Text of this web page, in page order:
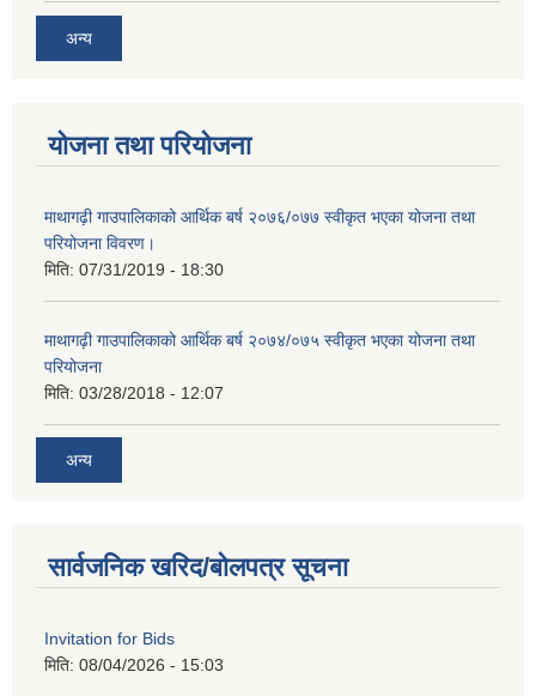
अन्य
योजना तथा परियोजना
माथागढ़ी गाउपालिकाको आर्थिक बर्ष २०७६/०७७ स्वीकृत भएका योजना तथा
परियोजना विवरण।
मिति: 07/31/2019 - 18:30
माथागढ़ी गाउपालिकाको आर्थिक बर्ष २०७४/०७५ स्वीकृत भएका योजना तथा
परियोजना
मिति: 03/28/2018 - 12:07
अन्य
सार्वजनिक खरिद/बोलपत्र सूचना
Invitation for Bids
मिति: 08/04/2026 - 15:03